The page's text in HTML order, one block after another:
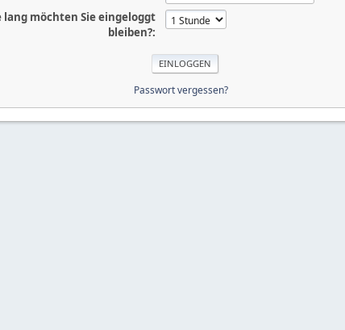
lang möchten Sie eingeloggt
bleiben?:
Passwort vergessen?